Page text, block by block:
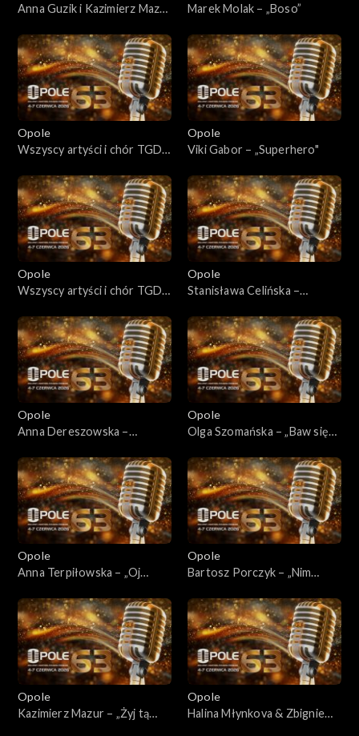
Anna Guzik i Kazimierz Mazur
liści”
Marek Molak – „Boso”
Opole
Wszyscy artyści i chór TGD –
Opole
Viki Gabor – „Superhero"
Opole
Wszyscy artyści i chór TGD –
Opole
Stanisława Celińska –
Opole
Anna Dereszowska –
Opole
Olga Szomańska – „Baw się
Opole
Anna Terpiłowska – „Oj
Opole
Bartosz Porczyk – „Nim
Opole
Kazimierz Mazur – „Żyj tą
Opole
Halina Młynkova & Zbigniew